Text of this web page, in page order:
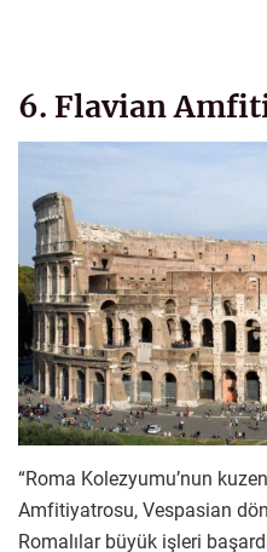
6. Flavian
“Roma Kolezyumu’nun
Amfitiyatrosu, Vespasian
Romalılar büyük işleri